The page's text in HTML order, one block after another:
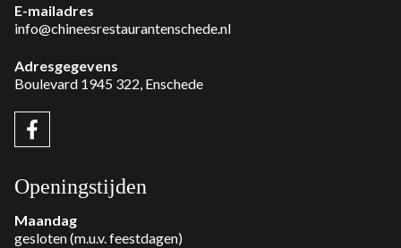
E-mailadres
info@chineesrestaurantenschede.nl
Adresgegevens
Boulevard 1945 322, Enschede
Openingstijden
Maandag
gesloten (m.u.v. feestdagen)